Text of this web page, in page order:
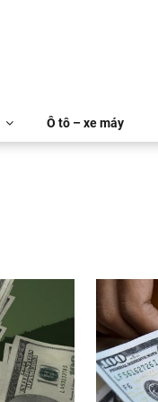
Ô tô – xe máy